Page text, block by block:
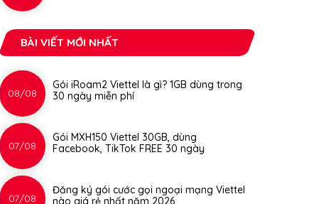
BÀI VIẾT MỚI NHẤT
08/08
Gói iRoam2 Viettel là gì? 1GB dùng trong
30 ngày miễn phí
07/08
Gói MXH150 Viettel 30GB, dùng
Facebook, TikTok FREE 30 ngày
07/08
Đăng ký gói cước gọi ngoại mạng Viettel
nào giá rẻ nhất năm 2026